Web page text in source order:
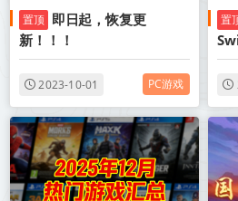
置顶 即日起，恢复更
新！！！
2023-10-01 PC游戏
置